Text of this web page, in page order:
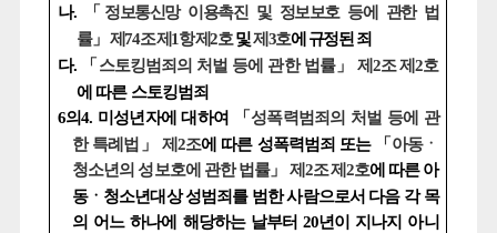
나. 「 정보통신망 이용촉진 및 정보보호 등에 관한 법
률」 제 74조제 1항제2호 및제 3호에 규정된 죄
다. 「 스토킹범죄의 처벌 등에 관한 법률」 제2조 제2호
에 따른 스토킹범죄
6의4. 미성년자에 대하여 「성폭력범죄의 처벌 등에 관
한 특례법 」 제 2조에 따른 성폭력범죄 또는 「 아동ㆍ
청소년의 성보호에 관한 법률」 제 2조제 2호에 따른 아
동ㆍ청소년대상 성범죄를 범한 사람으로서 다음 각 목
의 어느 하나에 해당하는 날부터 20년이 지나지 아니